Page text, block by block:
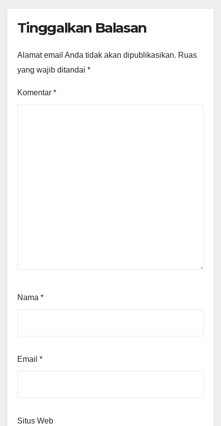
Tinggalkan Balasan
Alamat email Anda tidak akan dipublikasikan. Ruas
yang wajib ditandai *
Komentar *
Nama *
Email *
Situs Web